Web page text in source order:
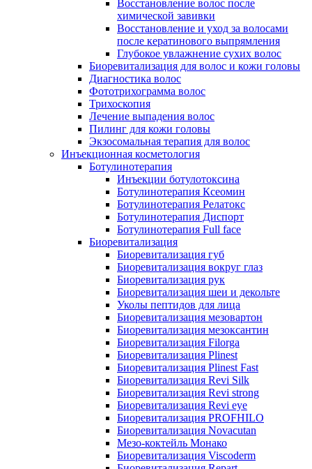
Восстановление волос после
химической завивки
Восстановление и уход за волосами
после кератинового выпрямления
Глубокое увлажнение сухих волос
Биоревитализация для волос и кожи головы
Диагностика волос
Фототрихограмма волос
Трихоскопия
Лечение выпадения волос
Пилинг для кожи головы
Экзосомальная терапия для волос
Инъекционная косметология
Ботулинотерапия
Инъекции ботулотоксина
Ботулинотерапия Ксеомин
Ботулинотерапия Релатокс
Ботулинотерапия Диспорт
Ботулинотерапия Full face
Биоревитализация
Биоревитализация губ
Биоревитализация вокруг глаз
Биоревитализация рук
Биоревитализация шеи и декольте
Уколы пептидов для лица
Биоревитализация мезовартон
Биоревитализация мезоксантин
Биоревитализация Filorga
Биоревитализация Plinest
Биоревитализация Plinest Fast
Биоревитализация Revi Silk
Биоревитализация Revi strong
Биоревитализация Revi eye
Биоревитализация PROFHILO
Биоревитализация Novacutan
Мезо-коктейль Монако
Биоревитализация Viscoderm